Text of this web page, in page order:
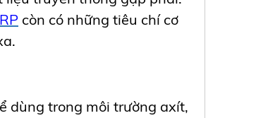
còn có những tiêu chí cơ
dùng trong môi trường axít,